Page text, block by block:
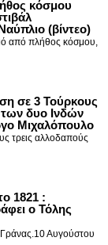
κόσμου
(βίντεο)
από πλήθος κόσμου,
σε 3 Τούρκους
των δυο Ινδών
Μιχαλόπουλο
τρεις αλλοδαπούς
1821 :
ο Τόλης
Γράνας.10 Αυγούστου